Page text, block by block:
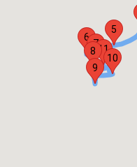
Studentenraad
Studentenroutes
New in town? Check FAQ!
5
6
7
8
9
10
11